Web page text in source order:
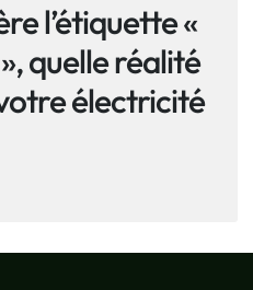
l’étiquette «
quelle réalité
électricité